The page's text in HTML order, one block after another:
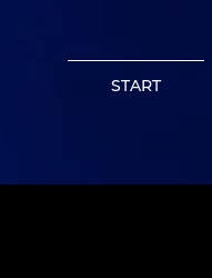
START